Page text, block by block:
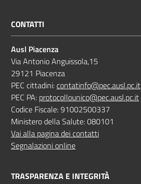
CONTATTI
Ausl Piacenza
Via Antonio Anguissola,15
29121 Piacenza
PEC cittadini:contatinfo@pec.ausl.pc.it
PEC PA: protocollounico@pec.ausl.pc.it
Codice Fiscale: 91002500337
Ministero della Salute: 080101
Vai alla pagina dei contatti
Segnalazioni online
TRASPARENZA E INTEGRITÀ